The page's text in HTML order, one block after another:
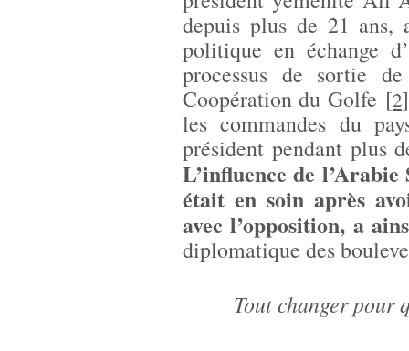
depuis plus de 21
politique en échange
processus de sortie
Coopération du Golfe [2]
les commandes du
président pendant plus
L’influence de
était en soin après
avec l’opposition, a
diplomatique des
Tout changer pour